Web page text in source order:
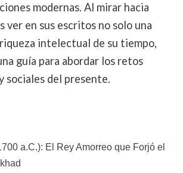
modernas. Al mirar hacia
ver en sus escritos no solo una
intelectual de su tiempo,
guía para abordar los retos
sociales del presente.
a.C.): El Rey Amorreo que Forjó el